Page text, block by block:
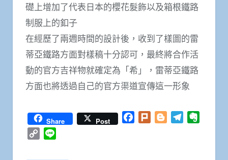
礎上增加了代表日本的櫻花髮飾以及箱根鐵路
制服上的釦子
在經歷了兩週時間的設計後，收到了樣圖的雷
蒂亞鐵路方面對樣稿十分認可，最終將合作活
動的官方吉祥物就確定為「希」，雷蒂亞鐵路
方面也將透過自己的官方渠道宣傳這一形象
Share Post Facebook
Plurk BloggerTelegram
Copy